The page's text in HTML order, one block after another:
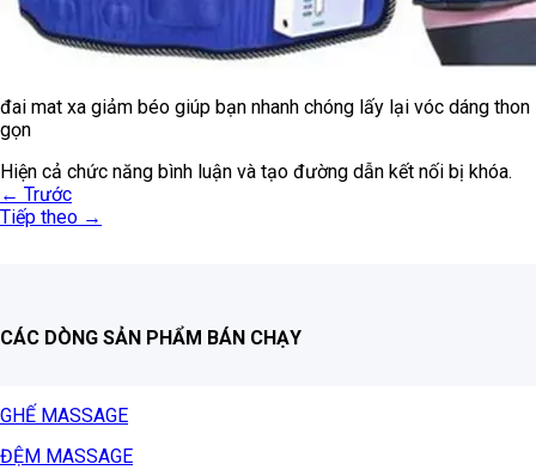
đai mat xa giảm béo giúp bạn nhanh chóng lấy lại vóc dáng thon
gọn
Hiện cả chức năng bình luận và tạo đường dẫn kết nối bị khóa.
← Trước
Tiếp theo →
CÁC DÒNG SẢN PHẨM BÁN CHẠY
GHẾ MASSAGE
ĐỆM MASSAGE